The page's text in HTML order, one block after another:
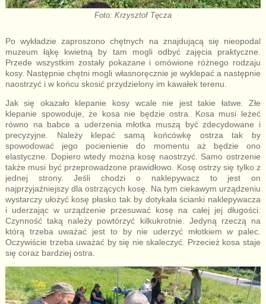
Foto: Krzysztof Tęcza
Po wykładzie zaproszono chętnych na znajdującą się nieopodal
muzeum łąkę kwietną by tam mogli odbyć zajęcia praktyczne.
Przede wszystkim zostały pokazane i omówione różnego rodzaju
kosy. Następnie chętni mogli własnoręcznie je wyklepać a następnie
naostrzyć i w końcu skosić przydzielony im kawałek terenu.
Jak się okazało klepanie kosy wcale nie jest takie łatwe. Złe
klepanie spowoduje, że kosa nie będzie ostra. Kosa musi leżeć
równo na babce a uderzenia młotka muszą być zdecydowane i
precyzyjne. Należy klepać samą końcówkę ostrza tak by
spowodować jego pocienienie do momentu aż będzie ono
elastyczne. Dopiero wtedy można kosę naostrzyć. Samo ostrzenie
także musi być przeprowadzone prawidłowo. Kosę ostrzy się tylko z
jednej strony. Jeśli chodzi o naklepywacz to jest on
najprzyjaźniejszy dla ostrzących kosę. Na tym ciekawym urządzeniu
wystarczy ułożyć kosę płasko tak by dotykała ścianki naklepywacza
i uderzając w urządzenie przesuwać kosę na całej jej długości.
Czynność taką należy powtórzyć kilkukrotnie. Jedyną rzeczą na
którą trzeba uważać jest to by nie uderzyć młotkiem w palec.
Oczywiście trzeba uważać by się nie skaleczyć. Przecież kosa staje
się coraz bardziej ostra.